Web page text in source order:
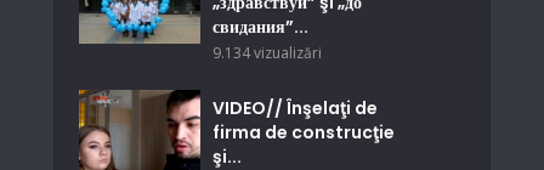
свидания”...
9.134 vizualizări
VIDEO// Înşelaţi de
firma de construcţie
şi...